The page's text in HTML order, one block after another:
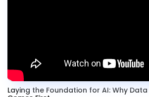
Laying the Foundation for AI: Why